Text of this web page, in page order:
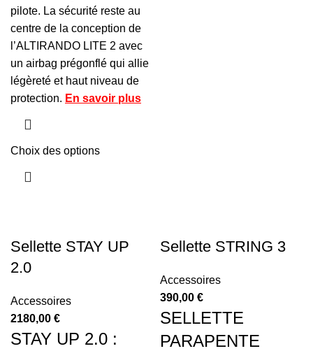
pilote. La sécurité reste au
centre de la conception de
l’ALTIRANDO LITE 2 avec
un airbag prégonflé qui allie
légèreté et haut niveau de
protection. En savoir plus
Choix des options
Sellette STAY UP
2.0
Accessoires
2180,00 €
STAY UP 2.0 :
Sellette STRING 3
Accessoires
390,00 €
SELLETTE
PARAPENTE